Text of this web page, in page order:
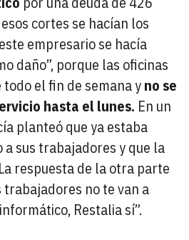
cortes se hacían los
empresario se hacía
daño”, porque las oficinas
el fin de semana yno se
hasta el lunes. En un
planteó que ya estaba
sus trabajadores y que la
respuesta de la otra parte
trabajadores no te van a
Restalia sí”.